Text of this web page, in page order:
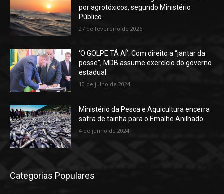
por agrotóxicos, segundo Ministério
Público
27 de fevereiro de 2026
‘O GOLPE TÁ AÍ’: Com direito a “jantar da
posse”, MDB assume exercício do governo
estadual
10 de julho de 2024
Ministério da Pesca e Aquicultura encerra
safra de tainha para o Emalhe Anilhado
4 de junho de 2024
Categorias Populares